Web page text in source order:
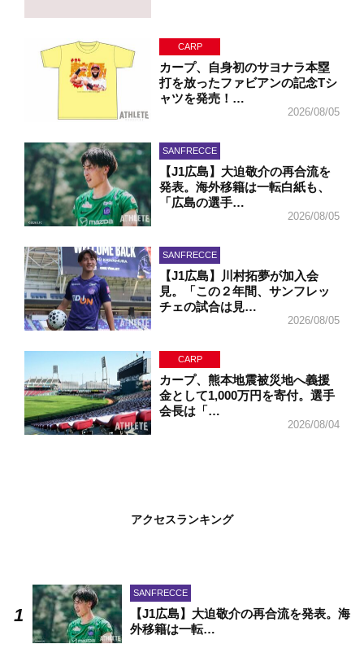
CARP
カープ、自身初のサヨナラ本塁
打を放ったファビアンの記念Tシ
ャツを発売！…
2026/08/05
SANFRECCE
【J1広島】大迫敬介の再合流を
発表。海外移籍は一転白紙も、
「広島の選手…
2026/08/05
SANFRECCE
【J1広島】川村拓夢が加入会
見。「この２年間、サンフレッ
チェの試合は見…
2026/08/05
CARP
カープ、熊本地震被災地へ義援
金として1,000万円を寄付。選手
会長は「…
2026/08/04
アクセスランキング
SANFRECCE
【J1広島】大迫敬介の再合流を発表。海
外移籍は一転…